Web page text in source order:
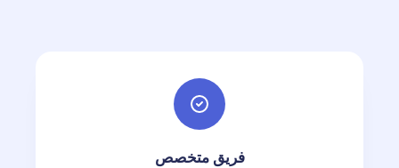
فريق متخصص